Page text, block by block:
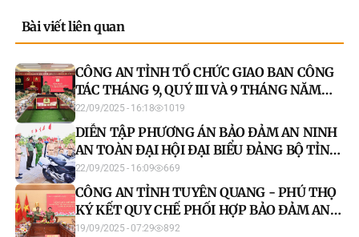
Bài viết liên quan
CÔNG AN TỈNH TỔ CHỨC GIAO BAN CÔNG
TÁC THÁNG 9, QUÝ III VÀ 9 THÁNG NĂM
2025
22/09/2025 - 16:18 1019
DIỄN TẬP PHƯƠNG ÁN BẢO ĐẢM AN NINH
AN TOÀN ĐẠI HỘI ĐẠI BIỂU ĐẢNG BỘ TỈNH
NHIỆM KỲ 2025 - 2030
22/09/2025 - 16:09 669
CÔNG AN TỈNH TUYÊN QUANG - PHÚ THỌ
KÝ KẾT QUY CHẾ PHỐI HỢP BẢO ĐẢM AN
NINH TRẬT TỰ ĐỊA BÀN GIÁP RANH
19/09/2025 - 07:29 892